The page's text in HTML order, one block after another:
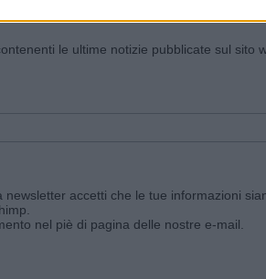
le ultime notizie pubblicate sul sito
accetti che le tue informazioni
nel piè di pagina delle nostre e-mail.